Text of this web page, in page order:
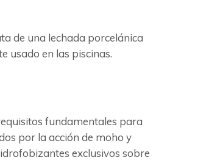
de una lechada porcelánica
usado en las piscinas.
fundamentales para
por la acción de moho y
exclusivos sobre